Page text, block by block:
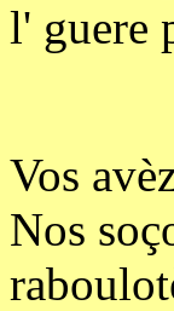
l' guere
Vos
Nos